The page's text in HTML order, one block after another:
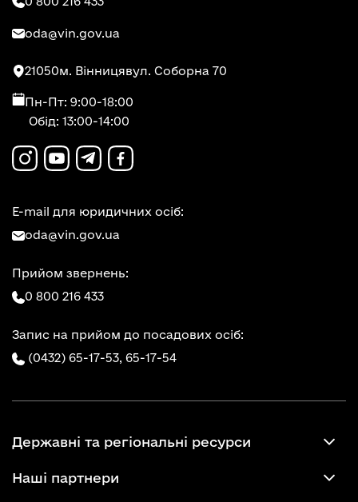
oda@vin.gov.ua
21050м. Вінницявул. Соборна 70
Пн-Пт: 9:00-18:00
Обід: 13:00-14:00
E-mail для юридичних осіб:
oda@vin.gov.ua
Прийом звернень:
0 800 216 433
Запис на прийом до посадових осіб:
(0432) 65-17-53, 65-17-54
Державні та регіональні ресурси
Наші партнери